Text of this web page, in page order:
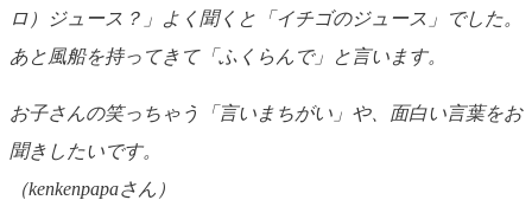
ロ）ジュース？」よく聞くと「イチゴのジュース」でした。
あと風船を持ってきて「ふくらんで」と言います。
お子さんの笑っちゃう「言いまちがい」や、面白い言葉をお
聞きしたいです。
（kenkenpapaさん）